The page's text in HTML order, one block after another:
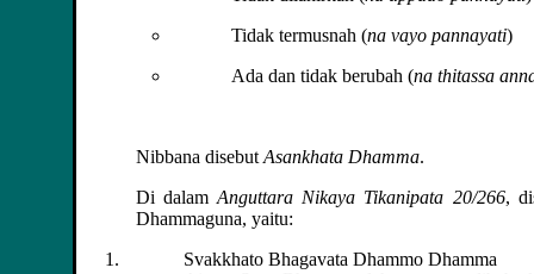
Tidak termusnah (na vayo pannayati)
Ada dan tidak berubah (na thitassa
Nibbana disebut Asankhata Dhamma.
Di dalam Anguttara Nikaya Tikanipata 20/266,
Dhammaguna, yaitu:
Svakkhato Bhagavata Dhammo Dhamma